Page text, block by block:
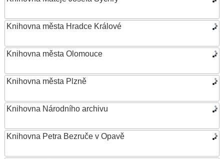
Knihovna města Hradce Králové
Knihovna města Olomouce
Knihovna města Plzně
Knihovna Národního archivu
Knihovna Petra Bezruče v Opavě